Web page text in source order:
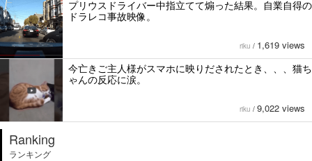
プリウスドライバー中指立てて煽った結果。自業自得の
ドラレコ事故映像。
riku / 1,619 views
今亡きご主人様がスマホに映りだされたとき、、、猫ち
ゃんの反応に涙。
riku / 9,022 views
Ranking
ランキング